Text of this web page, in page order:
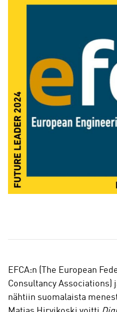
a
EFCA:n (The European
Consultancy
nähtiin suomalaista